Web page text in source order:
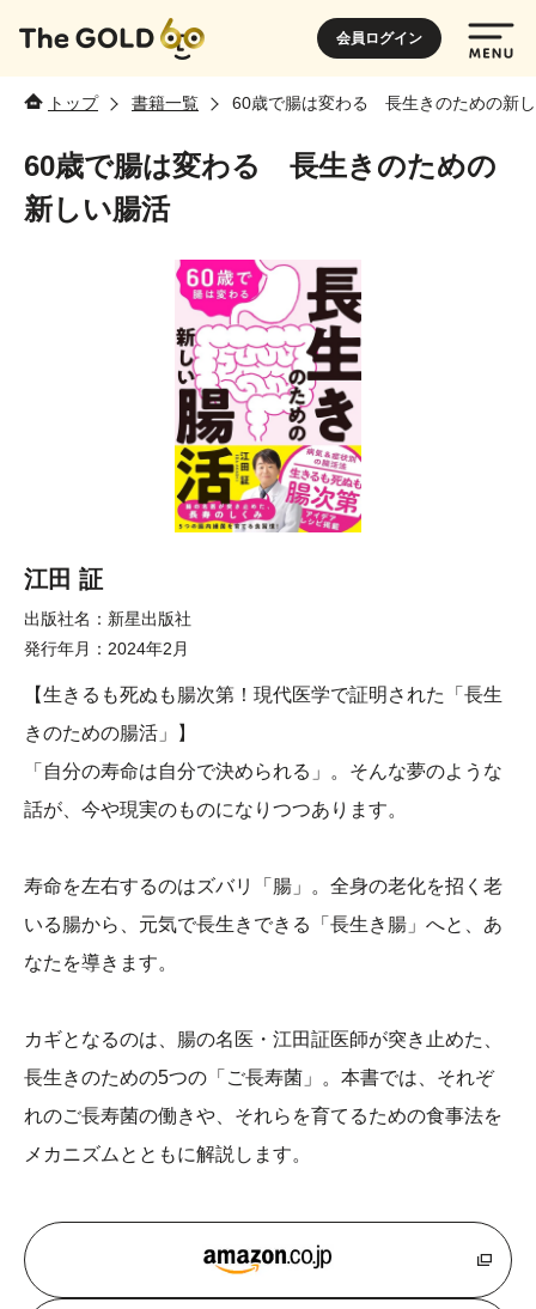
会員ログイン
トップ 書籍一覧 60歳で腸は変わる 長生きのための新
60歳で腸は変わる 長生きのための
新しい腸活
江田 証
出版社名
新星出版社
発行年月
2024年2月
【生きるも死ぬも腸次第！現代医学で証明された「長生
きのための腸活」】
「自分の寿命は自分で決められる」。そんな夢のような
話が、今や現実のものになりつつあります。
寿命を左右するのはズバリ「腸」。全身の老化を招く老
いる腸から、元気で長生きできる「長生き腸」へと、あ
なたを導きます。
カギとなるのは、腸の名医・江田証医師が突き止めた、
長生きのための5つの「ご長寿菌」。本書では、それぞ
れのご長寿菌の働きや、それらを育てるための食事法を
メカニズムとともに解説します。